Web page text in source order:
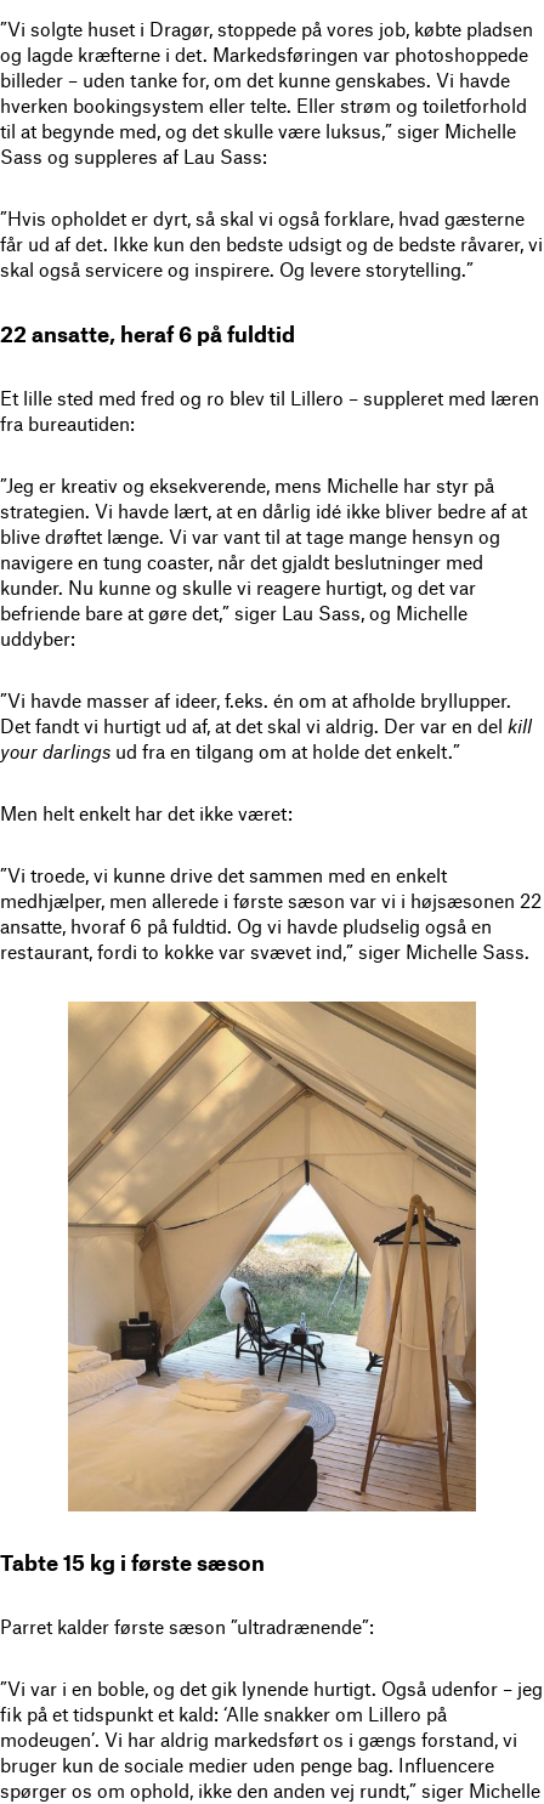
”Vi solgte huset i Dragør, stoppede på vores job, købte pladsen
og lagde kræfterne i det. Markedsføringen var photoshoppede
billeder – uden tanke for, om det kunne genskabes. Vi havde
hverken bookingsystem eller telte. Eller strøm og toiletforhold
til at begynde med, og det skulle være luksus,” siger Michelle
Sass og suppleres af Lau Sass:
”Hvis opholdet er dyrt, så skal vi også forklare, hvad gæsterne
får ud af det. Ikke kun den bedste udsigt og de bedste råvarer, vi
skal også servicere og inspirere. Og levere storytelling.”
22 ansatte, heraf 6 på fuldtid
Et lille sted med fred og ro blev til Lillero – suppleret med læren
fra bureautiden:
”Jeg er kreativ og eksekverende, mens Michelle har styr på
strategien. Vi havde lært, at en dårlig idé ikke bliver bedre af at
blive drøftet længe. Vi var vant til at tage mange hensyn og
navigere en tung coaster, når det gjaldt beslutninger med
kunder. Nu kunne og skulle vi reagere hurtigt, og det var
befriende bare at gøre det,” siger Lau Sass, og Michelle
uddyber:
”Vi havde masser af ideer, f.eks. én om at afholde bryllupper.
Det fandt vi hurtigt ud af, at det skal vi aldrig. Der var en del kill
your darlings ud fra en tilgang om at holde det enkelt.”
Men helt enkelt har det ikke været:
”Vi troede, vi kunne drive det sammen med en enkelt
medhjælper, men allerede i første sæson var vi i højsæsonen 22
ansatte, hvoraf 6 på fuldtid. Og vi havde pludselig også en
restaurant, fordi to kokke var svævet ind,” siger Michelle Sass.
Tabte 15 kg i første sæson
Parret kalder første sæson ”ultradrænende”:
”Vi var i en boble, og det gik lynende hurtigt. Også udenfor – jeg
fik på et tidspunkt et kald: ‘Alle snakker om Lillero på
modeugen’. Vi har aldrig markedsført os i gængs forstand, vi
bruger kun de sociale medier uden penge bag. Influencere
spørger os om ophold, ikke den anden vej rundt,” siger Michelle